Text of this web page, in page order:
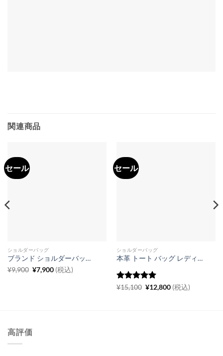
関連商品
セール
ショルダーバッグ
ブランド ショルダーバッグ 韓国 キルティング チェーン バッグ 女性 バッグ 人気 30 代 牛革
¥9,900 元
¥7,900現
在
(税込)
セール
ショルダーバッグ
本革 トート バッグ レディース 人気 40代 30代 巾着 トート おしゃれ インナーバッグ付 人気 通勤 通学 カバン
5段階中 5の
¥15,100 元
¥12,800現
在
(税込)
高評価